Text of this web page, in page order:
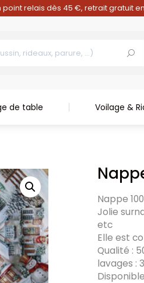
point relais dès 45 €, retrait gratuit
de table Voilage &
Nappe
Jolie
etc
Elle est
Qualité :
lavages :